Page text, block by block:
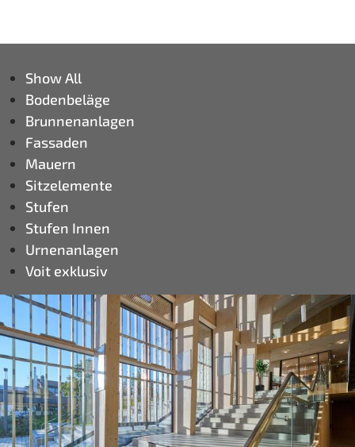
Show All
Bodenbeläge
Brunnenanlagen
Fassaden
Mauern
Sitzelemente
Stufen
Stufen Innen
Urnenanlagen
Voit exklusiv